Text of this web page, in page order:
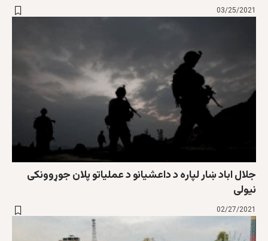
03/25/2021
جلال اباد ښار لپاره د داعشیانو د عملیاتو پلان جوړوونکی
نیولی
02/27/2021